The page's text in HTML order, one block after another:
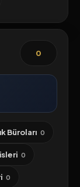
0
Büroları 0
0
0